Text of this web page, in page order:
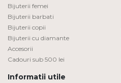
Bijuterii femei
Bijuterii barbati
Bijuterii copii
Bijuterii cu diamante
Accesorii
Cadouri sub 500 lei
Informatii utile